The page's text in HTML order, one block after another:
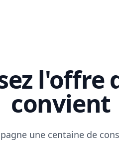
l'offre
convient
une centaine de